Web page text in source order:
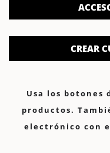
CREAR
Usa los botones
productos.
electrónico con